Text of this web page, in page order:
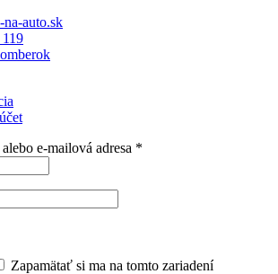
auto.sk
e-mailová adresa *
Zapamätať si ma na tomto zariadení